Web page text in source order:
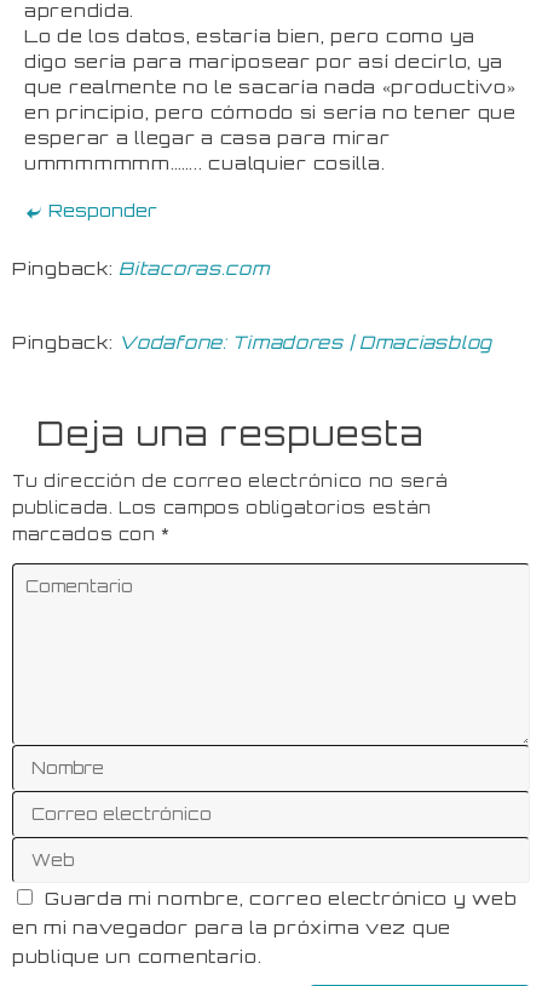
aprendida.
Lo de los datos, estaría bien, pero como ya
digo sería para mariposear por así decirlo, ya
que realmente no le sacaría nada «productivo»
en principio, pero cómodo si sería no tener que
esperar a llegar a casa para mirar
ummmmmmm…….. cualquier cosilla.
Responder
Pingback: Bitacoras.com
Pingback: Vodafone: Timadores | Dmaciasblog
Deja una respuesta
Tu dirección de correo electrónico no será
publicada.
Los campos obligatorios están
marcados con*
Guarda mi nombre, correo electrónico y web
en mi navegador para la próxima vez que
publique un comentario.